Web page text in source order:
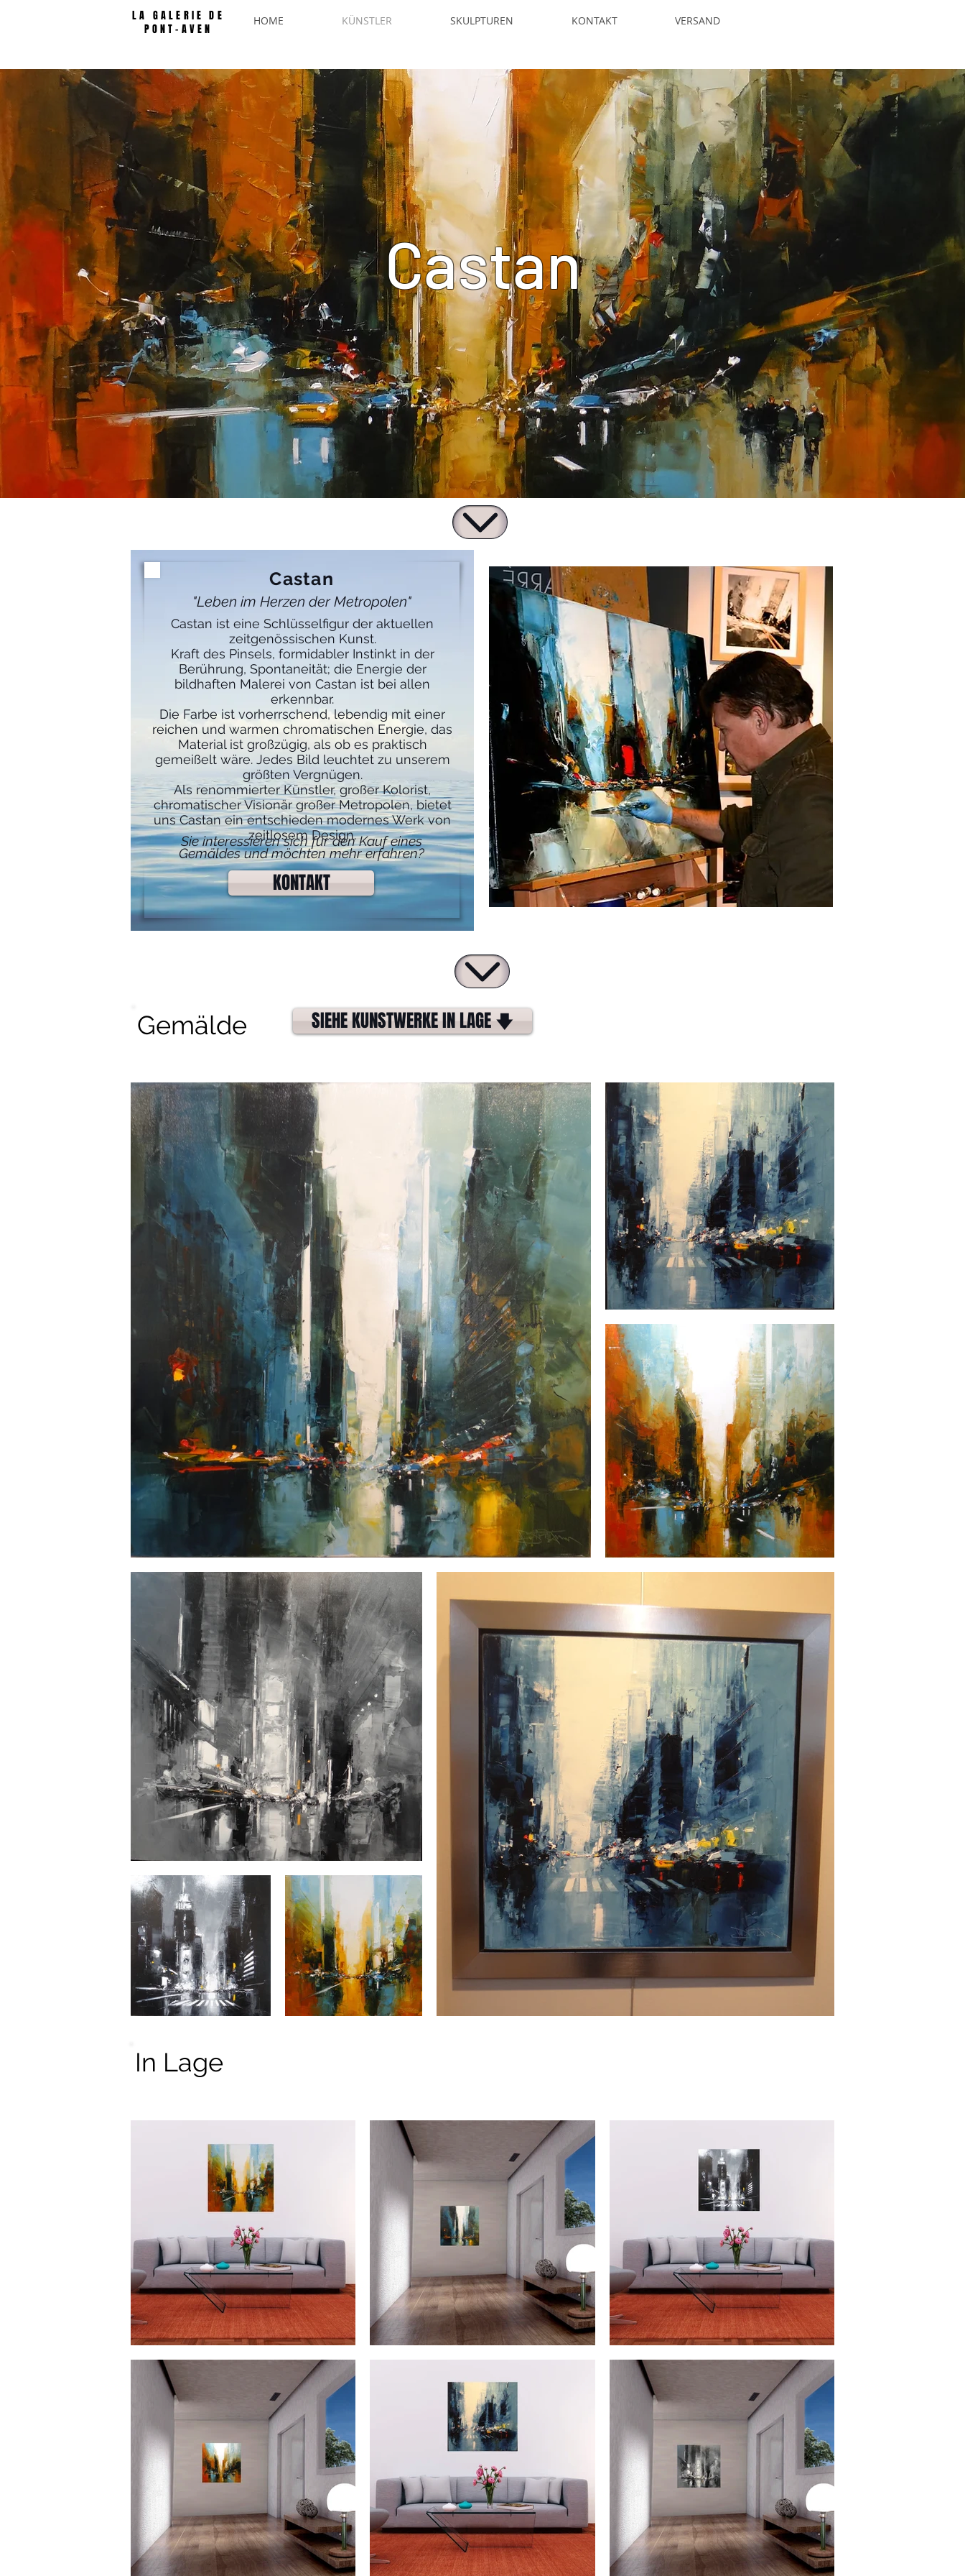
LA GALERIE DE
PONT-AVEN
HOME KÜNSTLER SKULPTUREN KONTAKT VERSAND
Castan
Castan
"Leben im Herzen der Metropolen"
Castan ist eine Schlüsselfigur der aktuellen
zeitgenössischen Kunst.
Kraft des Pinsels, formidabler Instinkt in der
Berührung, Spontaneität; die Energie der
bildhaften Malerei von Castan ist bei allen
erkennbar.
Die Farbe ist vorherrschend, lebendig mit einer
reichen und warmen chromatischen Energie, das
Material ist großzügig, als ob es praktisch
gemeißelt wäre. Jedes Bild leuchtet zu unserem
größten Vergnügen.
Als renommierter Künstler, großer Kolorist,
chromatischer Visionär großer Metropolen, bietet
uns Castan ein entschieden modernes Werk von
zeitlosem Design.
Sie interessieren sich für den Kauf eines
Gemäldes und möchten mehr erfahren?
KONTAKT
SIEHE KUNSTWERKE IN LAGE 🡇
Gemälde
In Lage